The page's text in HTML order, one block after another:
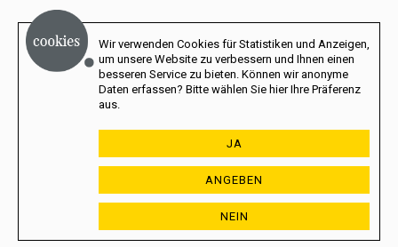
Wir verwenden Cookies für Statistiken und Anzeigen,
um unsere Website zu verbessern und Ihnen einen
besseren Service zu bieten. Können wir anonyme
Daten erfassen? Bitte wählen Sie hier Ihre Präferenz
aus.
JA
ANGEBEN
NEIN